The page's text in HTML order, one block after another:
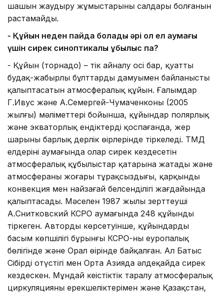
шашын жаудыру жұмыстарының салдары болғанын
растамайды.
- Құйын неден пайда болады әрі ол ел аумағы
үшін сирек синоптикалық құбылыс па?
- Құйын (торнадо) – тік айналу осі бар, қуатты
будақ-жаңбырлы бұлттардың дамуымен байланысты
қалыптасатын атмосфералық құйын. Ғалымдар
Г.Ивус және А.Семергей-Чумаченконың (2005
жылғы) мәліметтері бойынша, құйындар полярлық
және экваторлық ендіктерді қоспағанда, жер
шарының барлық дерлік өңірлерінде тіркеледі. ТМД
елдерінің аумағында олар сирек кездесетін
атмосфералық құбылыстар қатарына жатады және
атмосфераның жоғары тұрақсыздығы, қарқынды
конвекция мен найзағай белсенділігі жағдайында
қалыптасады. Мәселен 1987 жылы зерттеуші
А.Снитковский КСРО аумағында 248 құйынды
тіркеген. Автордың көрсетуінше, құйындардың
басым көпшілігі бұрынғы КСРО-ның еуропалық
бөлігінде және Орал өңірінде байқалған. Ал Батыс
Сібірдің оңтүстігі мен Орта Азияда әлдеқайда сирек
кездескен. Мұндай кеңістіктік таралу атмосфералық
циркуляцияның ерекшеліктерімен және Қазақстан,